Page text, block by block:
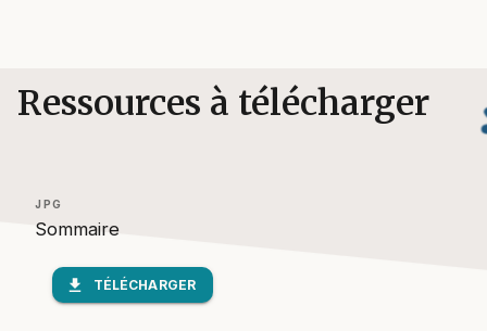
Ressources à télécharger
JPG
Sommaire
download TÉLÉCHARGER